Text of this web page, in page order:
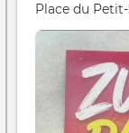
Place du Petit-